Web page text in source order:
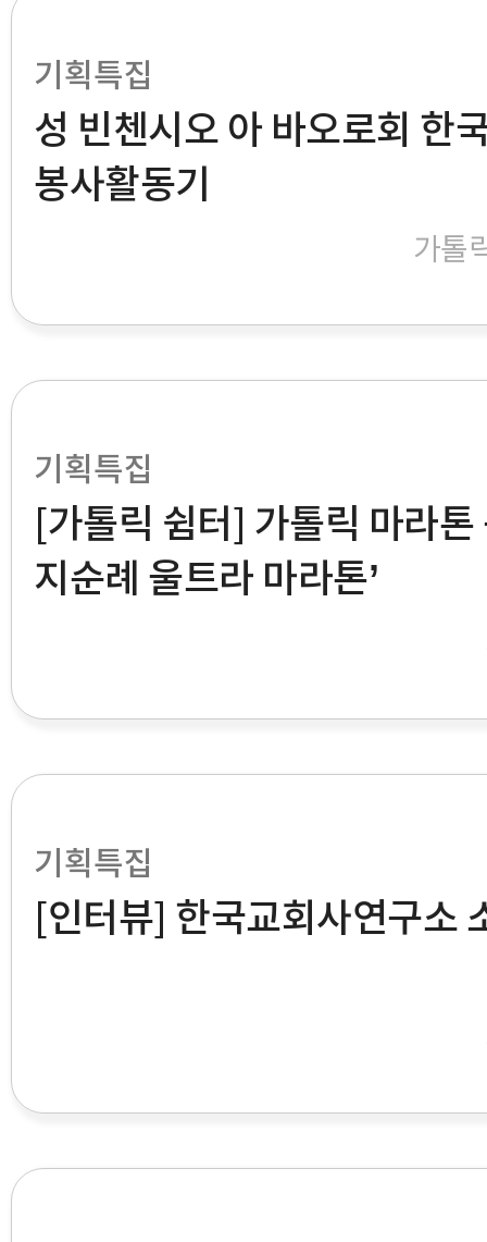
기획특집
성 빈첸시오 아 바오로회 한
봉사활동기
가톨
기획특집
[가톨릭 쉼터] 가톨릭 마라톤
지순례 울트라 마라톤’
기획특집
[인터뷰] 한국교회사연구소